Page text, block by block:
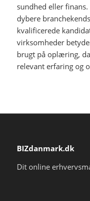
sundhed eller
dybere
kvalificerede
virksomheder
brugt på oplæring,
relevant erfaring og
BIZdanmark.dk
Dit online